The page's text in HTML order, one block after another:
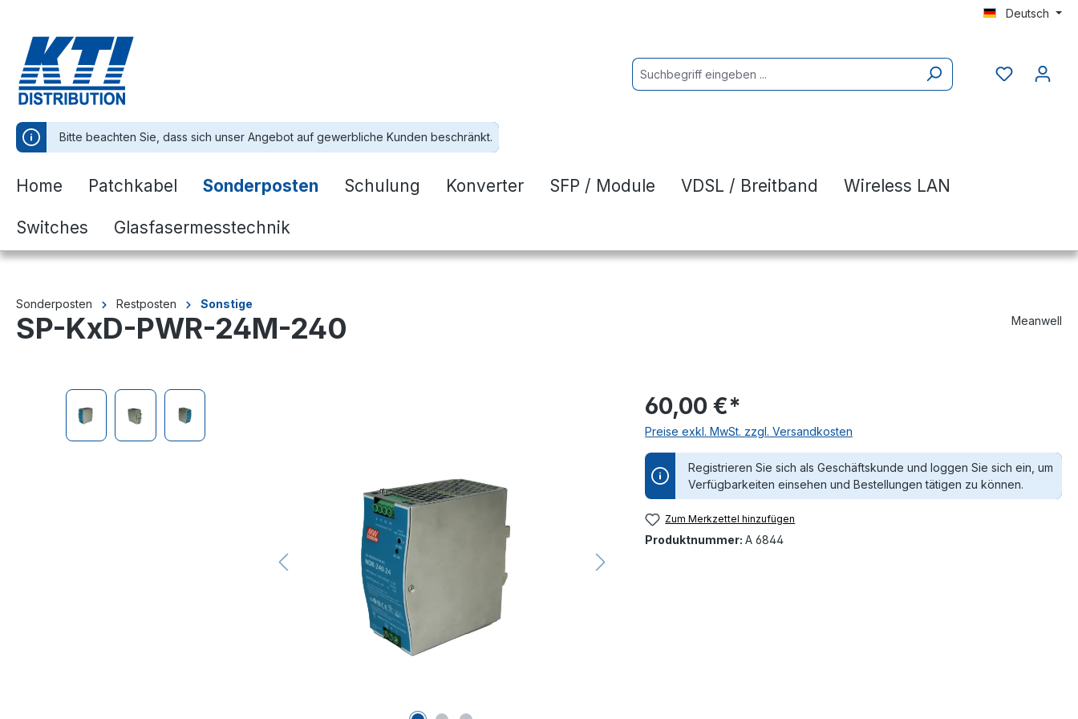
Deutsch
Bitte beachten Sie, dass sich unser Angebot auf gewerbliche Kunden beschränkt.
Home Patchkabel Sonderposten Schulung Konverter SFP / Module VDSL / Breitband Wireless LAN
Switches Glasfasermesstechnik
Sonderposten Restposten Sonstige
SP-KxD-PWR-24M-240 Meanwell
Bildergalerie überspringen 60,00 €*
Preise exkl. MwSt. zzgl. Versandkosten
Registrieren Sie sich als Geschäftskunde und loggen Sie sich ein, um
Verfügbarkeiten einsehen und Bestellungen tätigen zu können.
Zum Merkzettel hinzufügen
Produktnummer: A 6844